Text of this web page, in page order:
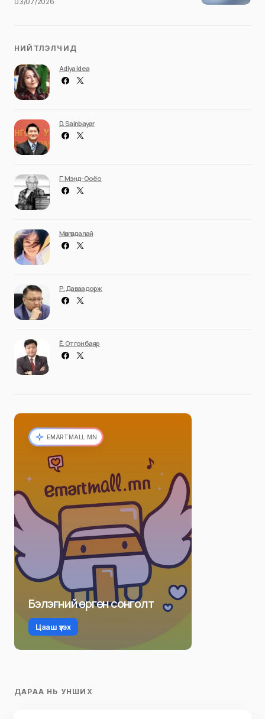
НИЙТЛЭЛЧИД
Adiya Idea
D. Sainbayar
Г. Мэнд-Ооёо
Мөнгөндалай
Р. Даваадорж
Ё. Отгонбаяр
EMARTMALL.MN
Бэлэгний өргөн сонголт
Цааш үзэх
ДАРАА НЬ УНШИХ